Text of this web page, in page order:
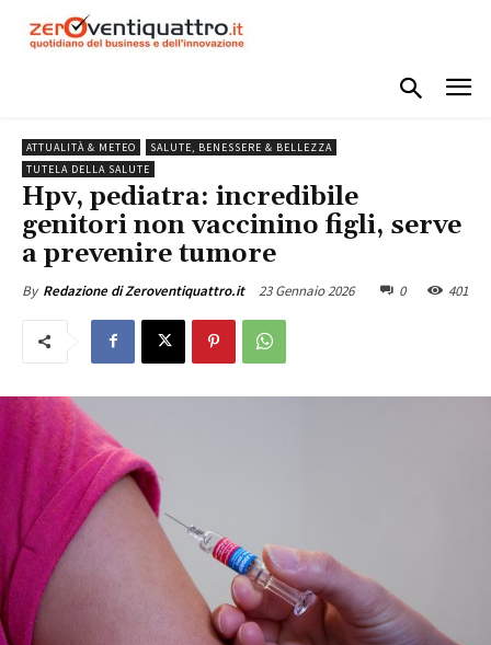
ATTUALITÀ & METEO
SALUTE, BENESSERE & BELLEZZA
TUTELA DELLA SALUTE
Hpv, pediatra: incredibile
genitori non vaccinino figli, serve
a prevenire tumore
By Redazione di Zeroventiquattro.it 23 Gennaio 2026 0 401